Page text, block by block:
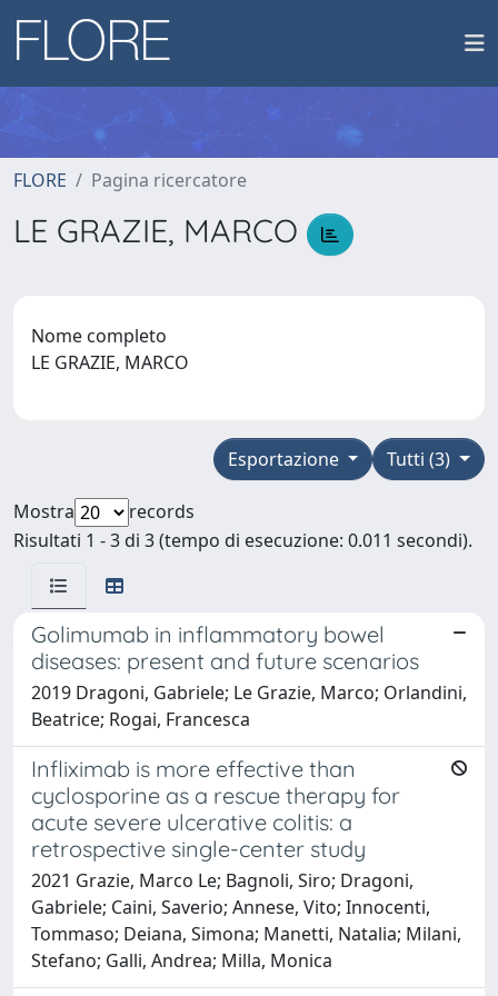
FLORE Pagina ricercatore
LE GRAZIE, MARCO
Nome completo
LE GRAZIE, MARCO
Tutti (3)
Esportazione
Mostra
records
Risultati 1 - 3 di 3 (tempo di esecuzione: 0.011 secondi).
Golimumab in inflammatory bowel
diseases: present and future scenarios
2019 Dragoni, Gabriele; Le Grazie, Marco; Orlandini,
Beatrice; Rogai, Francesca
Infliximab is more effective than
cyclosporine as a rescue therapy for
acute severe ulcerative colitis: a
retrospective single-center study
2021 Grazie, Marco Le; Bagnoli, Siro; Dragoni,
Gabriele; Caini, Saverio; Annese, Vito; Innocenti,
Tommaso; Deiana, Simona; Manetti, Natalia; Milani,
Stefano; Galli, Andrea; Milla, Monica